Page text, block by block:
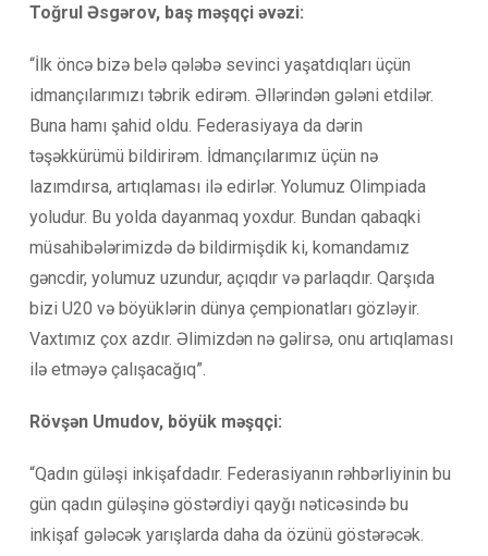
Toğrul Əsgərov, baş məşqçi əvəzi:
“İlk öncə bizə belə qələbə sevinci yaşatdıqları üçün
idmançılarımızı təbrik edirəm. Əllərindən gələni etdilər.
Buna hamı şahid oldu. Federasiyaya da dərin
təşəkkürümü bildirirəm. İdmançılarımız üçün nə
lazımdırsa, artıqlaması ilə edirlər. Yolumuz Olimpiada
yoludur. Bu yolda dayanmaq yoxdur. Bundan qabaqki
müsahibələrimizdə də bildirmişdik ki, komandamız
gəncdir, yolumuz uzundur, açıqdır və parlaqdır. Qarşıda
bizi U20 və böyüklərin dünya çempionatları gözləyir.
Vaxtımız çox azdır. Əlimizdən nə gəlirsə, onu artıqlaması
ilə etməyə çalışacağıq”.
Rövşən Umudov, böyük məşqçi:
“Qadın güləşi inkişafdadır. Federasiyanın rəhbərliyinin bu
gün qadın güləşinə göstərdiyi qayğı nəticəsində bu
inkişaf gələcək yarışlarda daha da özünü göstərəcək.